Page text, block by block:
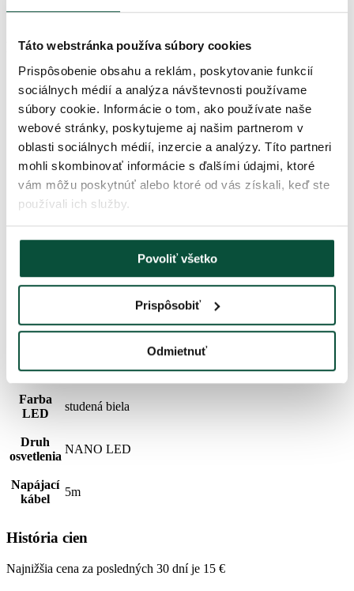
Táto webstránka používa súbory cookies
Prispôsobenie obsahu a reklám, poskytovanie funkcií
sociálnych médií a analýza návštevnosti používame
súbory cookie. Informácie o tom, ako používate naše
webové stránky, poskytujeme aj našim partnerom v
oblasti sociálnych médií, inzercie a analýzy. Títo partneri
mohli skombinovať informácie s ďalšími údajmi, ktoré
vám môžu poskytnúť alebo ktoré od vás získali, keď ste
používali ich služby.
Povoliť všetko
Prispôsobiť
Odmietnuť
5m napájací kábel
Parametre produktu
Použitie vnútorné, vonkajšie
Ochrana
IP44-zaisťuje odolnosť voči preniku veľmi malých
čiastočiek a striekajúcej vode zo všetkých strán
Životnosť 30 000h
Časovač 8h/16h
Dĺžka 2,1m x 15
LED
Farba
LED
studená biela
Druh
osvetlenia
NANO LED
Napájací
kábel
5m
História cien
Najnižšia cena za posledných 30 dní je 15 €